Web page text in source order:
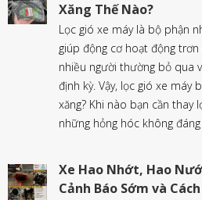
Xăng Thế Nào?
Lọc gió xe máy là bộ phận
giúp động cơ hoạt động
nhiều người thường bỏ qua
định kỳ. Vậy, lọc gió xe máy
xăng? Khi nào bạn cần thay
những hỏng hóc không
Xe Hao Nhớt, Hao
Cảnh Báo Sớm và